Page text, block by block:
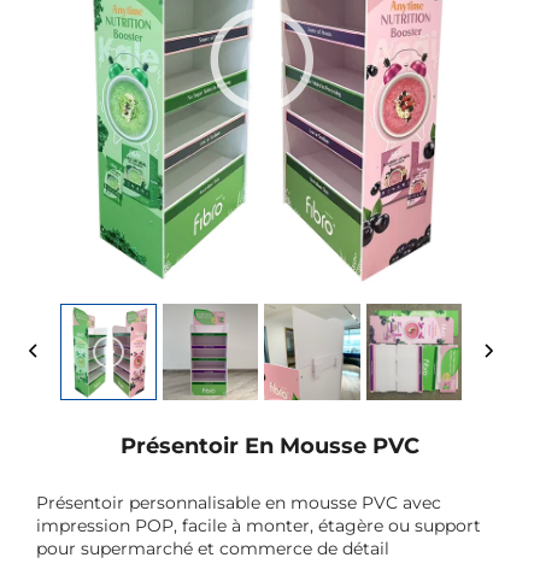
Présentoir En Mousse PVC
Présentoir personnalisable en mousse PVC avec
impression POP, facile à monter, étagère ou support
pour supermarché et commerce de détail